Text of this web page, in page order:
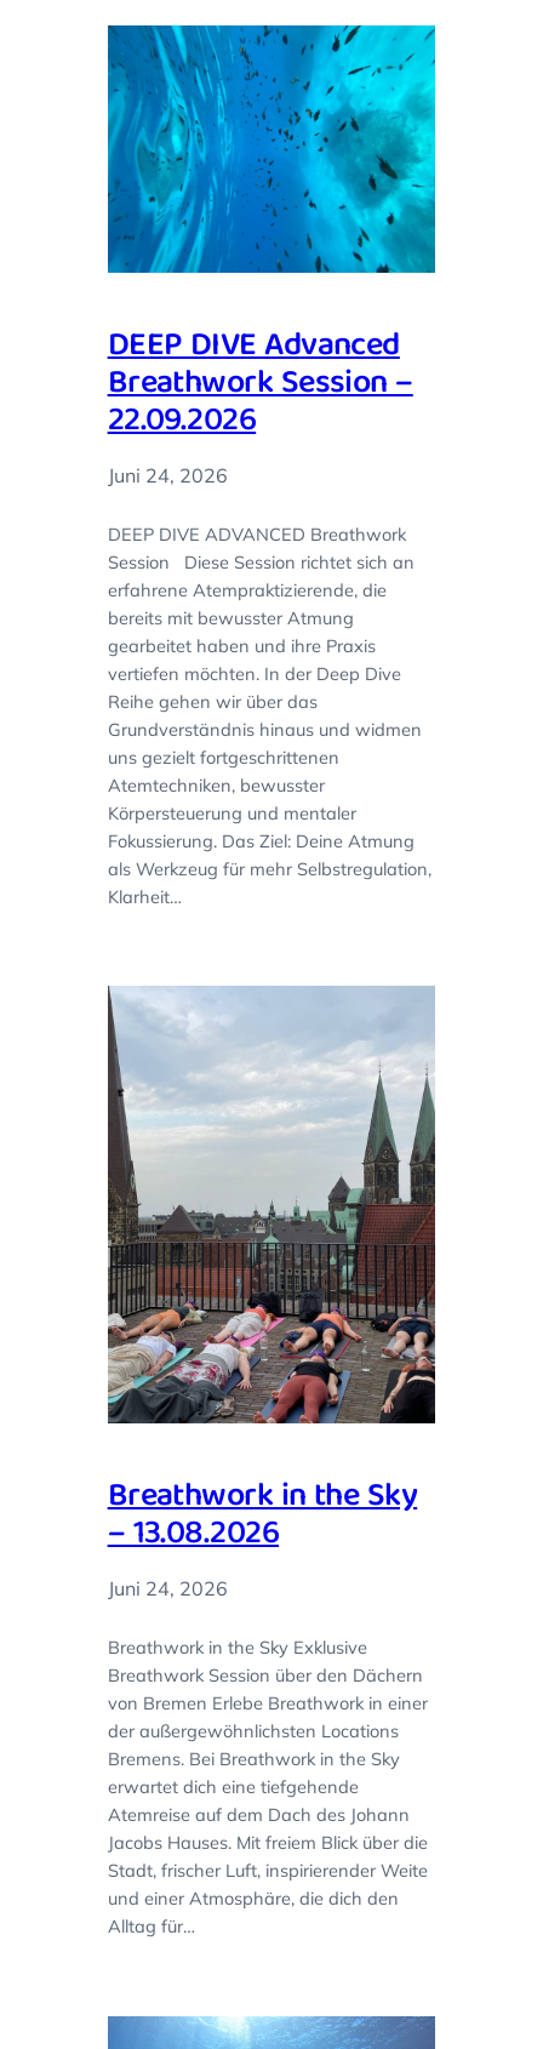
DEEP DIVE Advanced
Breathwork Session –
22.09.2026
Juni 24, 2026
DEEP DIVE ADVANCED Breathwork
Session Diese Session richtet sich an
erfahrene Atempraktizierende, die
bereits mit bewusster Atmung
gearbeitet haben und ihre Praxis
vertiefen möchten. In der Deep Dive
Reihe gehen wir über das
Grundverständnis hinaus und widmen
uns gezielt fortgeschrittenen
Atemtechniken, bewusster
Körpersteuerung und mentaler
Fokussierung. Das Ziel: Deine Atmung
als Werkzeug für mehr Selbstregulation,
Klarheit…
Breathwork in the Sky
– 13.08.2026
Juni 24, 2026
Breathwork in the Sky Exklusive
Breathwork Session über den Dächern
von Bremen Erlebe Breathwork in einer
der außergewöhnlichsten Locations
Bremens. Bei Breathwork in the Sky
erwartet dich eine tiefgehende
Atemreise auf dem Dach des Johann
Jacobs Hauses. Mit freiem Blick über die
Stadt, frischer Luft, inspirierender Weite
und einer Atmosphäre, die dich den
Alltag für…